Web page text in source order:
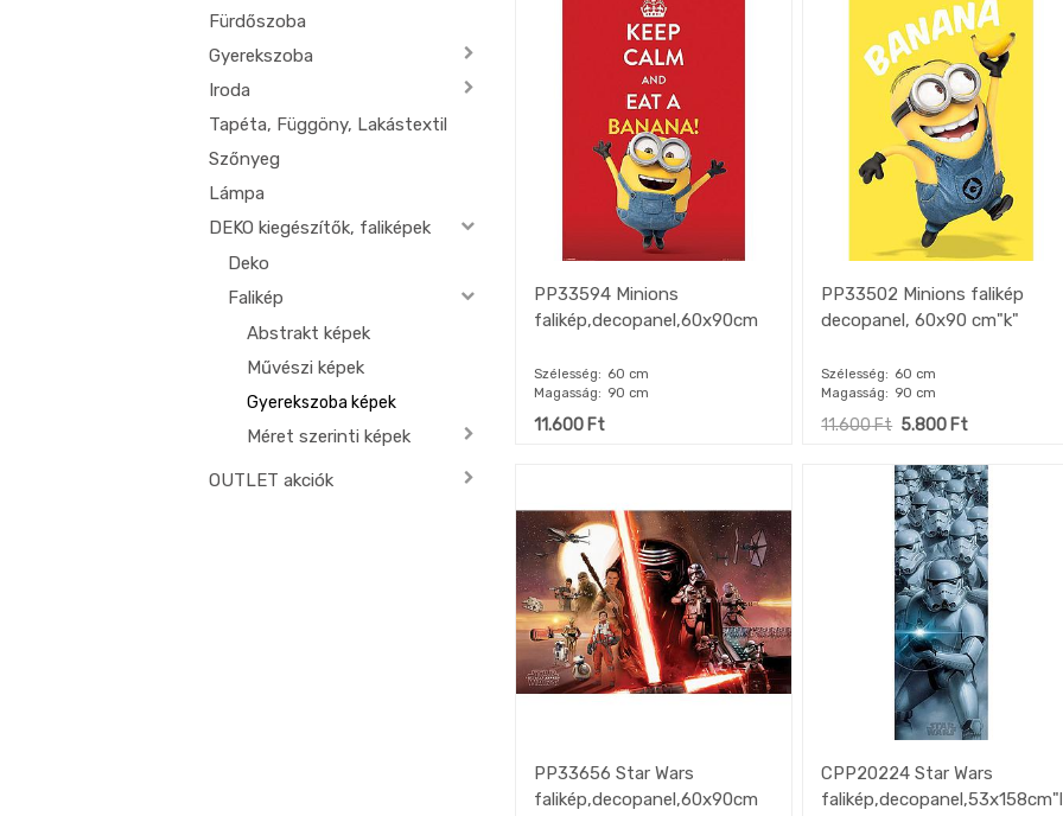
Fürdőszoba
Gyerekszoba
Iroda
Tapéta, Függöny, Lakástextil
Szőnyeg
Lámpa
DEKO kiegészítők, faliképek
Deko
Falikép
Abstrakt képek
Művészi képek
Gyerekszoba képek
Méret szerinti képek
OUTLET akciók
PP33594 Minions
falikép,decopanel,60x90cm
Szélesség
60 cm
Magasság
90 cm
11.600Ft
PP33502 Minions falikép
decopanel, 60x90 cm"k"
Szélesség
60 cm
Magasság
90 cm
11.600Ft 5.800 Ft
PP33656 Star Wars
falikép,decopanel,60x90cm
CPP20224 Star Wars